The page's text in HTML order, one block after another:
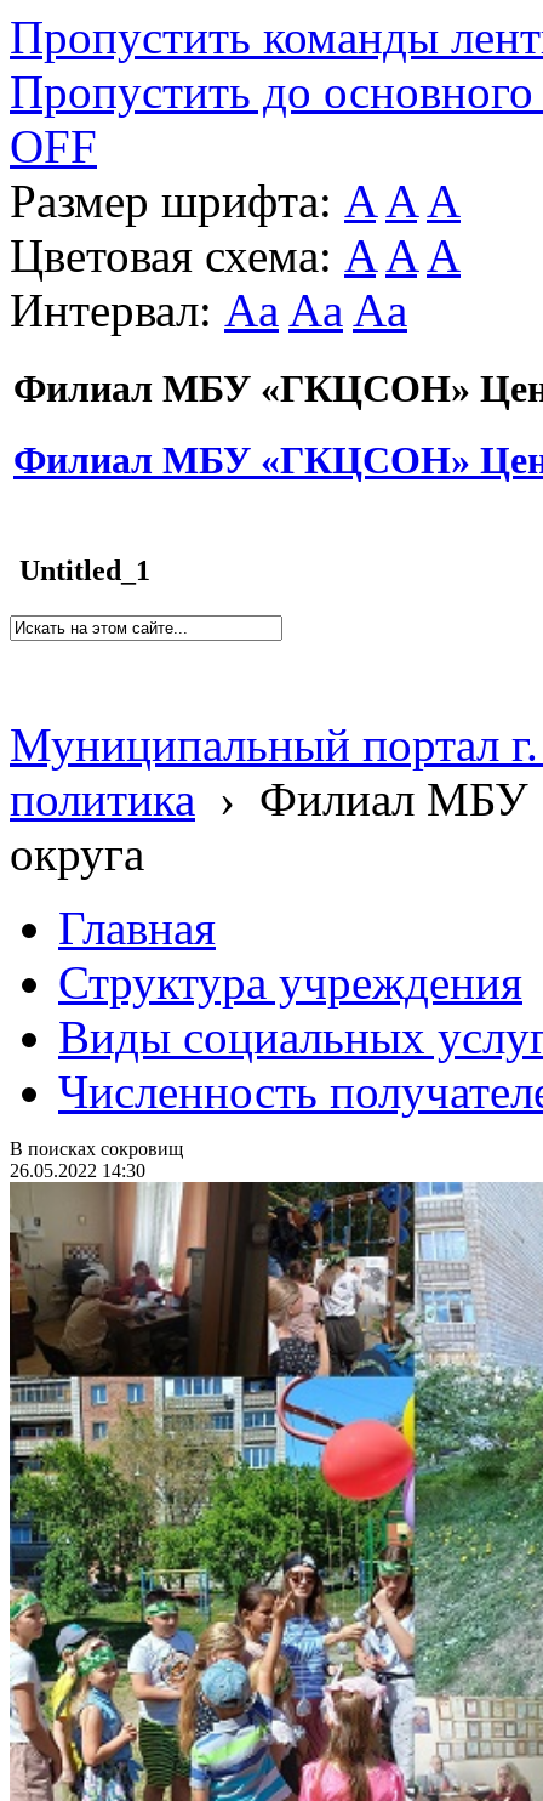
Пропустить команды
Пропустить до основного
OFF
Размер шрифта: A A A
Цветовая схема: A A A
Интервал: Aa Aa Aa
Филиал МБУ «ГКЦСОН»
Филиал МБУ «ГКЦСОН»
Untitled_1
Муниципальный портал
политика › Филиал МБУ
округа
Главная
Структура учреждения
Виды социальных
Численность
В поисках сокровищ
26.05.2022 14:30